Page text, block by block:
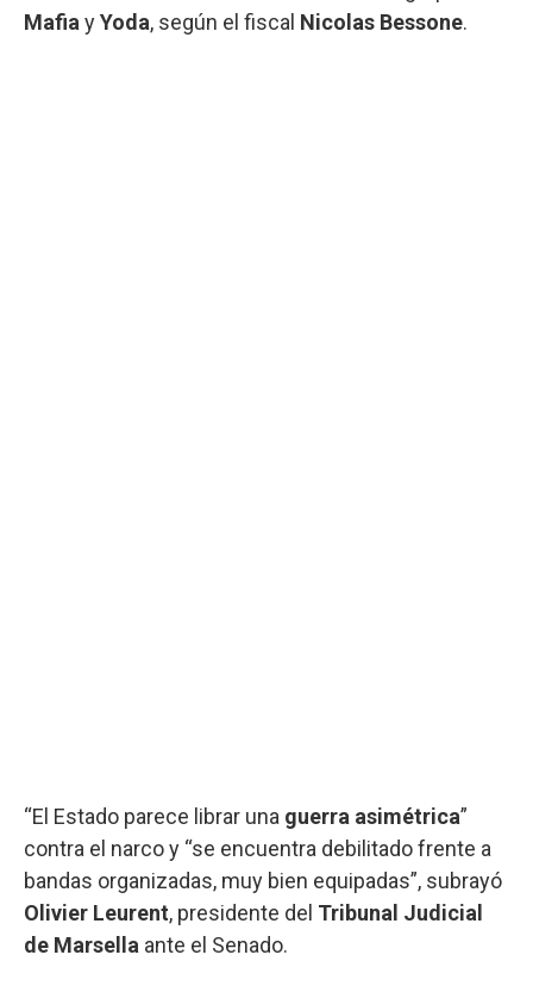
Mafia yYoda, según el fiscal Nicolas Bessone.
“El Estado parece librar una guerra asimétrica”
contra el narco y “se encuentra debilitado frente a
bandas organizadas, muy bien equipadas”, subrayó
Olivier Leurent, presidente del Tribunal Judicial
de Marsella ante el Senado.